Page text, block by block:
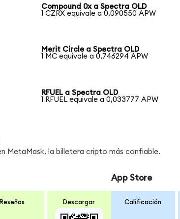
Compound 0x a Spectra OLD
1 CZRX equivale a 0,090550 APW
Merit Circle a Spectra OLD
1 MC equivale a 0,746294 APW
RFUEL a Spectra OLD
1 RFUEL equivale a 0,033777 APW
MetaMask, la billetera cripto más confiable.
Reseñas Descargar
App Store
Calificación